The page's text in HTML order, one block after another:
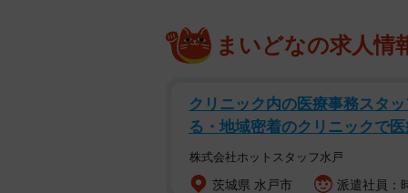
まいどなの求人情
クリニック内の医療事務スタ
る・地域密着のクリニックで
株式会社ホットスタッフ水戸
茨城県 水戸市 派遣社員：